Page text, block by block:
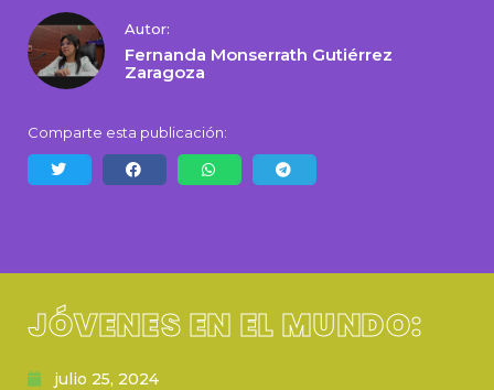
Autor:
Fernanda Monserrath Gutiérrez
Zaragoza
Comparte esta publicación:
JÓVENES EN EL MUNDO:
julio 25, 2024